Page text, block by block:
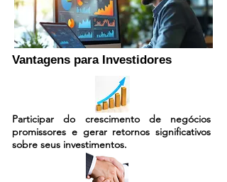
Vantagens para Investidores
Participar do crescimento de negócios
promissores e gerar retornos significativos
sobre seus investimentos.